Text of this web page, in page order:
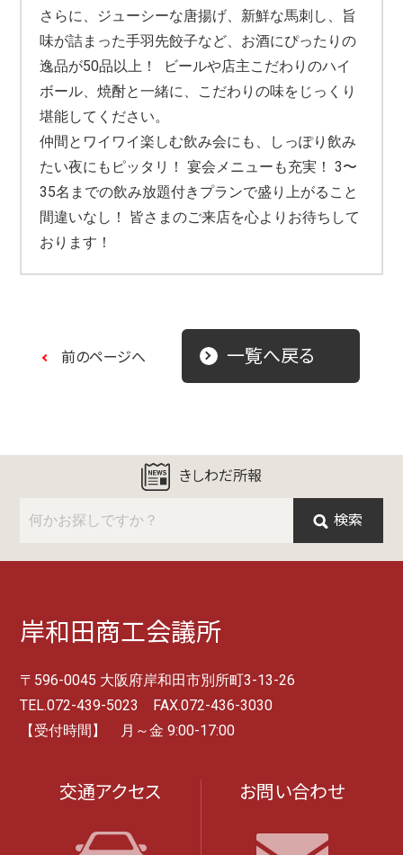
さらに、ジューシーな唐揚げ、新鮮な馬刺し、旨
味が詰まった手羽先餃子など、お酒にぴったりの
逸品が50品以上！ ビールや店主こだわりのハイ
ボール、焼酎と一緒に、こだわりの味をじっくり
堪能してください。
仲間とワイワイ楽しむ飲み会にも、しっぽり飲み
たい夜にもピッタ リ！ 宴会メニューも充実！ 3〜
35名までの飲み放題付きプランで盛り上がること
間違いなし ！ 皆さまのご来店を心よりお待ちして
おります！
前のページへ 一覧へ戻る
きしわだ所報
検索
岸和田商工会議所
〒596-0045 大阪府岸和田市別所町3-13-26
TEL.072-439-5023 FAX.072-436-3030
【受付時間】 月～金 9:00-17:00
交通アクセス お問い合わせ